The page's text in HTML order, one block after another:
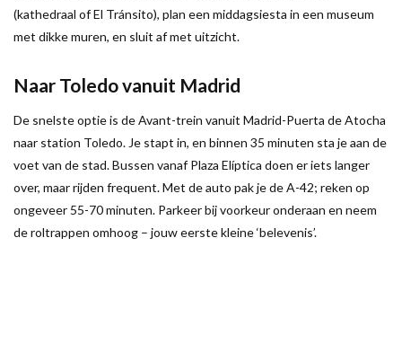
(kathedraal of El Tránsito), plan een middagsiesta in een museum
met dikke muren, en sluit af met uitzicht.
Naar Toledo vanuit Madrid
De snelste optie is de Avant-trein vanuit Madrid-Puerta de Atocha
naar station Toledo. Je stapt in, en binnen 35 minuten sta je aan de
voet van de stad. Bussen vanaf Plaza Elíptica doen er iets langer
over, maar rijden frequent. Met de auto pak je de A-42; reken op
ongeveer 55-70 minuten. Parkeer bij voorkeur onderaan en neem
de roltrappen omhoog – jouw eerste kleine ‘belevenis’.